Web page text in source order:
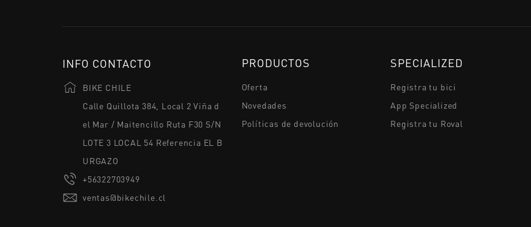
INFO CONTACTO
BIKE CHILE
Calle Quillota 384, Local 2 Viña d
el Mar / Maitencillo Ruta F30 S/N
LOTE 3 LOCAL 54 Referencia EL B
URGAZO
+56322703949
ventas@bikechile.cl
PRODUCTOS
Oferta
Novedades
Políticas de devolución
SPECIALIZED
Registra tu bici
App Specialized
Registra tu Roval